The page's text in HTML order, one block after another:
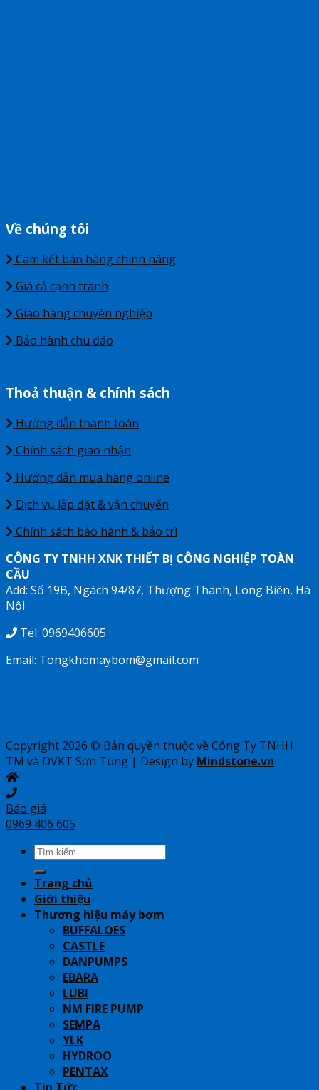
Về chúng tôi
Cam kết bán hàng chính hãng
Giá cả cạnh tranh
Giao hàng chuyên nghiệp
Bảo hành chu đáo
Thoả thuận & chính sách
Hướng dẫn thanh toán
Chính sách giao nhận
Hướng dẫn mua hàng online
Dịch vụ lắp đặt & vận chuyển
Chính sách bảo hành & bảo trì
CÔNG TY TNHH XNK THIẾT BỊ CÔNG NGHIỆP TOÀN
CẦU
Add: Số 19B, Ngách 94/87, Thượng Thanh, Long Biên, Hà
Nội
Tel: 0969406605
Email: Tongkhomaybom@gmail.com
Copyright 2026 © Bản quyền thuộc về Công Ty TNHH
TM và DVKT Sơn Tùng | Design by Mindstone.vn
Báo giá
0969 406 605
Search
for:
Trang chủ
Giới thiệu
Thương hiệu máy bơm
BUFFALOES
CASTLE
DANPUMPS
EBARA
LUBI
NM FIRE PUMP
SEMPA
YLK
HYDROO
PENTAX